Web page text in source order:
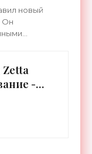
новый
Он
Zetta
-